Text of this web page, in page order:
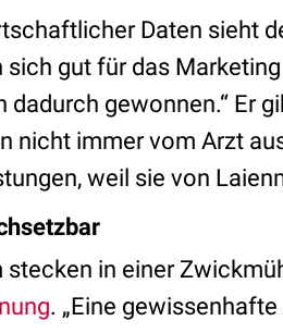
Daten sieht
sich gut für das
dadurch gewonnen.“ Er
nicht immer vom Arzt
weil sie von
in einer
. „Eine